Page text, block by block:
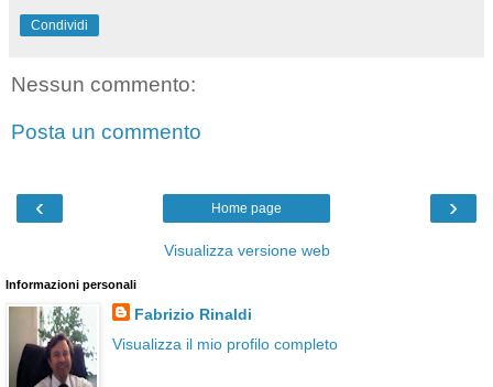
Condividi
Nessun commento:
Posta un commento
‹ ›
Home page
Visualizza versione web
Informazioni personali
Fabrizio Rinaldi
Visualizza il mio profilo completo